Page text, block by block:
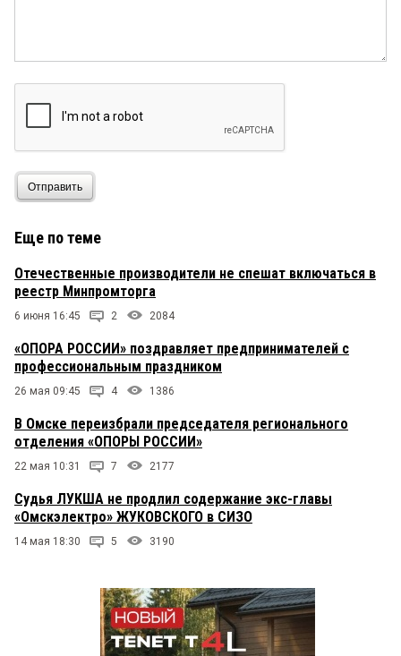
Отправить
Еще по теме
Отечественные производители не спешат включаться в
реестр Минпромторга
6 июня 16:45 2 2084
«ОПОРА РОССИИ» поздравляет предпринимателей с
профессиональным праздником
26 мая 09:45 4 1386
В Омске переизбрали председателя регионального
отделения «ОПОРЫ РОССИИ»
22 мая 10:31 7 2177
Судья ЛУКША не продлил содержание экс-главы
«Омскэлектро» ЖУКОВСКОГО в СИЗО
14 мая 18:30 5 3190